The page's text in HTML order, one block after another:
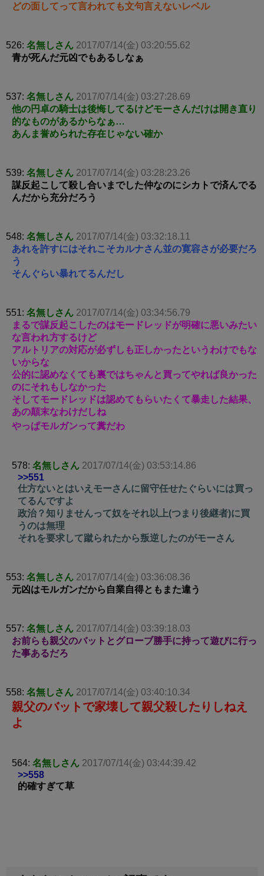
どの面してって言われても文句言えないレベル
526: 名無しさん 2017/07/14(金) 03:20:55.62
青が死んだ元凶でもあるしなぁ
537: 名無しさん 2017/07/14(金) 03:27:28.69
他の円卓の騎士は後悔してるけどモーさんだけは開き直り
的なものがあるからなぁ…
あんま誉められた存在じゃない確か
539: 名無しさん 2017/07/14(金) 03:28:23.26
謀反起こして殺し合いまでした仲なのにシカトで済んでる
んだから充分だろう
548: 名無しさん 2017/07/14(金) 03:32:18.11
あれを許すにはそれこそカルナさん並の寛容さが必要だろ
う
そんぐらい暴れてるんだし
551: 名無しさん 2017/07/14(金) 03:34:56.79
まるで謀反起こしたのはモードレッドが明確に悪いみたい
な言われ方するけど
アルトリアの対応が必ずしも正しかったというわけでもな
いからな
公的に認めなくても裏ではちゃんと買ってやれば良かった
のにそれもしなかった
そしてモードレッドは認めてもらいたくて暴走した結果、
あの顛末なわけだしね
やっぱモルガンって糞だわ
578: 名無しさん 2017/07/14(金) 03:53:14.86
>>551
仕方ないとはいえモーさんに留守任せたぐらいには買っ
てるんですよ
政治？知りませんって奴をそれ以上(つまり後継者)に買
うのは無理
それを要求して蹴られたから叛逆したのがモーさん
553: 名無しさん 2017/07/14(金) 03:36:08.36
元凶はモルガンだから自業自得ともまた違う
557: 名無しさん 2017/07/14(金) 03:39:18.03
お前らも親父のバットとグローブ勝手に持って遊びに行っ
た事あるだろ
558: 名無しさん 2017/07/14(金) 03:40:10.34
親父のバットで家壊して親父殺したりしねえ
よ
564: 名無しさん 2017/07/14(金) 03:44:39.42
>>558
的確すぎて草